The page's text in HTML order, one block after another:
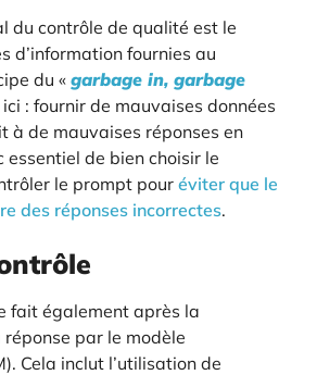
du contrôle de qualité est le
d’information fournies au
du « garbage in, garbage
ici : fournir de mauvaises données
à de mauvaises réponses en
essentiel de bien choisir le
le prompt pour éviter que le
des réponses incorrectes.
fait également après la
par le modèle
Cela inclut l’utilisation de